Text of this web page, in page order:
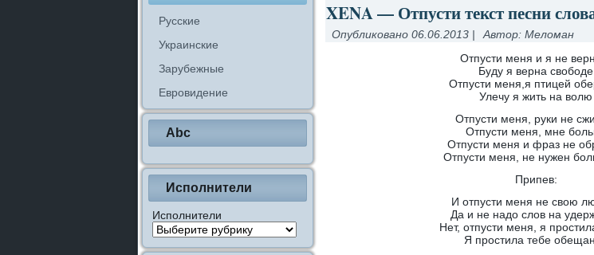
Русские
Украинские
Зарубежные
Евровидение
Abc
Исполнители
Исполнители
XENA — Отпусти текст песни
Опубликовано 06.06.2013 | Автор: Меломан
Отпусти меня и я не
Буду я верна свободе
Отпусти меня,я птицей
Улечу я жить на волю
Отпусти меня, руки не
Отпусти меня, мне
Отпусти меня и фраз не
Отпусти меня, не нужен
Припев:
И отпусти меня не свою
Да и не надо слов на
Нет, отпусти меня, я
Я простила тебе